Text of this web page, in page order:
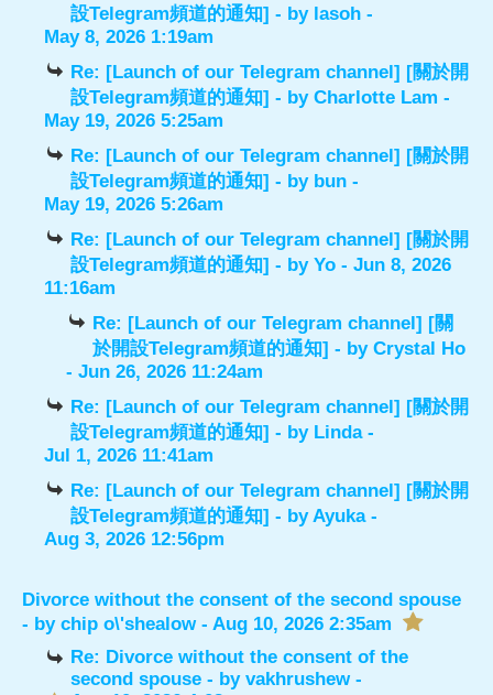
設Telegram頻道的通知] - by lasoh -
May 8, 2026 1:19am
Re: [Launch of our Telegram channel] [關於開
設Telegram頻道的通知] - byCharlotte Lam -
May 19, 2026 5:25am
Re: [Launch of our Telegram channel] [關於開
設Telegram頻道的通知] - by bun -
May 19, 2026 5:26am
Re: [Launch of our Telegram channel] [關於開
設Telegram頻道的通知] - byYo - Jun 8, 2026
11:16am
Re: [Launch of our Telegram channel] [關
於開設Telegram頻道的通知] - byCrystal Ho
- Jun 26, 2026 11:24am
Re: [Launch of our Telegram channel] [關於開
設Telegram頻道的通知] - by Linda-
Jul 1, 2026 11:41am
Re: [Launch of our Telegram channel] [關於開
設Telegram頻道的通知] - byAyuka-
Aug 3, 2026 12:56pm
Divorce without the consent of the second spouse
- by chip o\'shealow- Aug 10, 2026 2:35am
Re: Divorce without the consent of the
second spouse - byvakhrushew-